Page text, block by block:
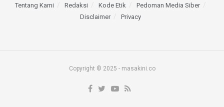
Tentang Kami Redaksi Kode Etik
Pedoman Media Siber
Disclaimer
Privacy
Copyright © 2025 - masakini.co